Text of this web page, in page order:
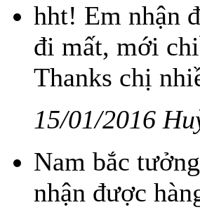
hht! Em nhận
đi mất, mới
Thanks chị
15/01/2016
Nam bắc
nhận được